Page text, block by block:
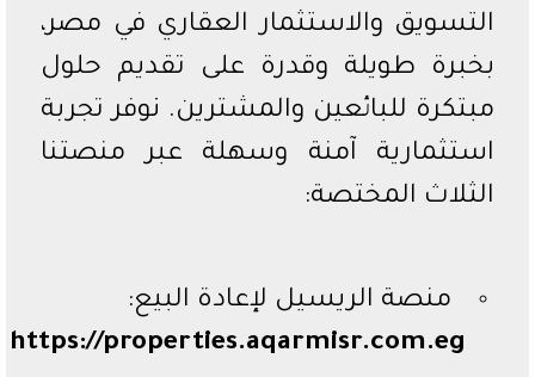
التسويق والاستثمار العقاري في مصر،
بخبرة طويلة وقدرة على تقديم حلول
مبتكرة للبائعين والمشترين. نوفر تجربة
استثمارية آمنة وسهلة عبر منصتنا
الثلاث المختصة:
منصة الريسيل لإعادة البيع:
https://properties.aqarmisr.com.eg